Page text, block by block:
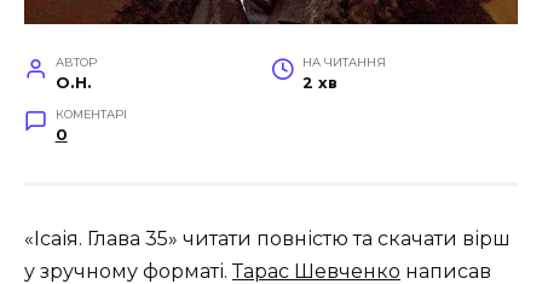
АВТОР
O.H.
НА ЧИТАННЯ
2 хв
КОМЕНТАРІ
0
«Ісаія. Глава 35» читати повністю та скачати вірш
у зручному форматі.Тарас Шевченко написав